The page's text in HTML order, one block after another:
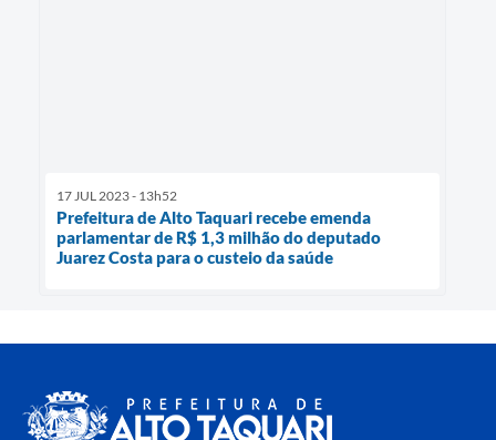
17 JUL 2023 - 13h52
Prefeitura de Alto Taquari recebe emenda
parlamentar de R$ 1,3 milhão do deputado
Juarez Costa para o custeio da saúde